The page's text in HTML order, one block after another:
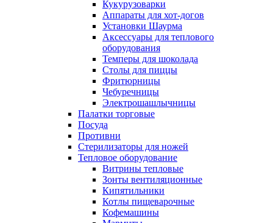
Кукурузоварки
Аппараты для хот-догов
Установки Шаурма
Аксессуары для теплового
оборудования
Темперы для шоколада
Столы для пиццы
Фритюрницы
Чебуречницы
Электрошашлычницы
Палатки торговые
Посуда
Противни
Стерилизаторы для ножей
Тепловое оборудование
Витрины тепловые
Зонты вентиляционные
Кипятильники
Котлы пищеварочные
Кофемашины